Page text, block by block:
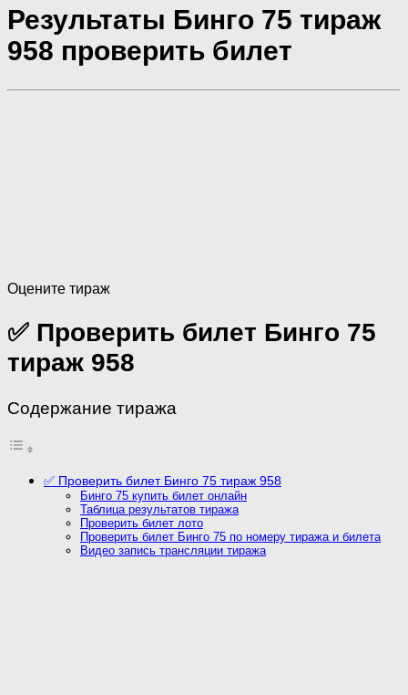
Результаты Бинго 75 тираж
958 проверить билет
Оцените тираж
✅ Проверить билет Бинго 75
тираж 958
Содержание тиража
✅ Проверить билет Бинго 75 тираж 958
Бинго 75 купить билет онлайн
Таблица результатов тиража
Проверить билет лото
Проверить билет Бинго 75 по номеру тиража и билета
Видео запись трансляции тиража